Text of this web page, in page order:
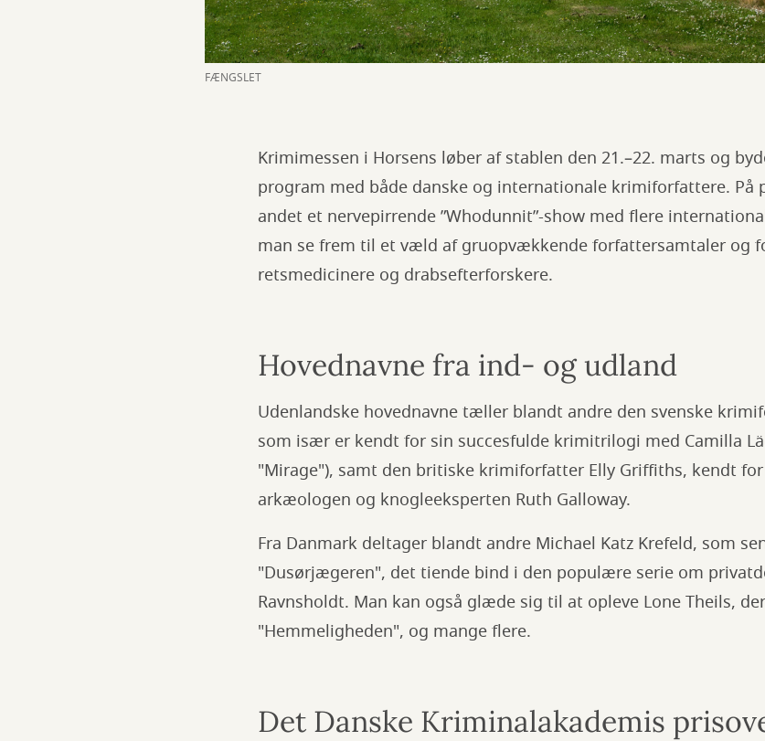
FÆNGSLET
Krimimessen i Horsens løber af stablen den 21.–22. marts og
program med både danske og internationale krimiforfattere. På
andet et nervepirrende ”Whodunnit”-show med flere
man se frem til et væld af gruopvækkende forfattersamtaler og
retsmedicinere og drabsefterforskere.
Hovednavne fra ind- og udland
Udenlandske hovednavne tæller blandt andre den svenske
som især er kendt for sin succesfulde krimitrilogi med Camilla
"Mirage"), samt den britiske krimiforfatter Elly Griffiths, kendt
arkæologen og knogleeksperten Ruth Galloway.
Fra Danmark deltager blandt andre Michael Katz Krefeld, som
"Dusørjægeren", det tiende bind i den populære serie om
Ravnsholdt. Man kan også glæde sig til at opleve Lone Theils,
"Hemmeligheden", og mange flere.
Det Danske Kriminalakademis